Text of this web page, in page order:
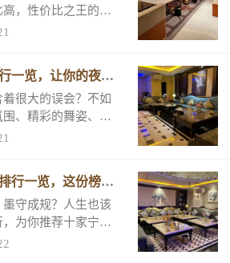
，性价比之王的夜
心中的夜总会第
一览，让你的夜生
很大的误会？不如
、精彩的舞姿、动
次就永生难忘,来到
行一览，这份榜单
守成规？人生也该
为你推荐十家宁波
给你不一样的狂